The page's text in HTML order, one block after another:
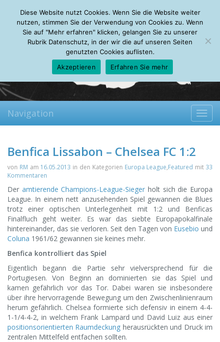
Monday, 10.08.2026
Mein Account
About Autoren Leseempfehlungen FAQ
Navigation
Benfica Lissabon – Chelsea FC 1:2
von RM am 16.05.2013 in den Kategorien Europa League,Featured mit33
Kommentaren
Der amtierende Champions-League-Sieger holt sich die Europa
League. In einem nett anzusehenden Spiel gewannen die Blues
trotz einer optischen Unterlegenheit mit 1:2 und Benficas
Finalfluch geht weiter. Es war das siebte Europapokalfinale
hintereinander, das sie verloren. Seit den Tagen von Eusebio und
Coluna 1961/62 gewannen sie keines mehr.
Benfica kontrolliert das Spiel
Eigentlich begann die Partie sehr vielversprechend für die
Portugiesen. Von Beginn an dominierten sie das Spiel und
kamen gefährlich vor das Tor. Dabei waren sie insbesondere
über ihre hervorragende Bewegung um den Zwischenlinienraum
herum gefährlich. Chelsea formierte sich defensiv in einem 4-4-
1-1/4-4-2, in welchem Frank Lampard und David Luiz aus einer
positionsorientierten Raumdeckung herausrückten und Druck im
zentralen Mittelfeld entfachen sollten.
Diese Website nutzt Cookies. Wenn Sie die Website weiter
nutzen, stimmen Sie der Verwendung von Cookies zu. Wenn
Sie auf "Mehr erfahren" klicken, gelangen Sie zu unserer
Rubrik Datenschutz, in der wir die auf unseren Seiten
genutzten Cookies auflisten.
Akzeptieren
Erfahren Sie mehr